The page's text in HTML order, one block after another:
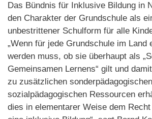
Das Bündnis für Inklusive Bildung in
den Charakter der Grundschule als
unbestrittener Schulform für alle
„Wenn für jede Grundschule im Land
werden muss, ob sie überhaupt als
Gemeinsamen Lernens“ gilt und
zu zusätzlichen
sozialpädagogischen Ressourcen
dies in elementarer Weise dem